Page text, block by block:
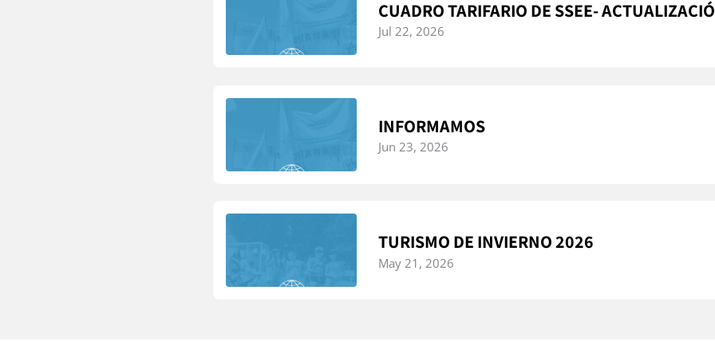
CUADRO TARIFARIO DE SSEE-
Jul 22, 2026
INFORMAMOS
Jun 23, 2026
TURISMO DE INVIERNO 2026
May 21, 2026